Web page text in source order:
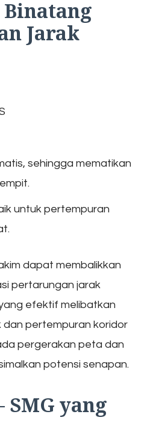
Jarak
sehingga mematikan
untuk pertempuran
dapat membalikkan
pertarungan jarak
efektif melibatkan
pertempuran koridor
pergerakan peta dan
potensi senapan.
SMG yang